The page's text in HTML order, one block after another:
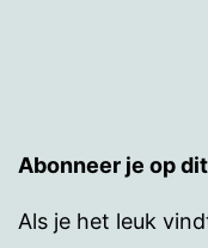
Abonneer je op
Als je het leuk